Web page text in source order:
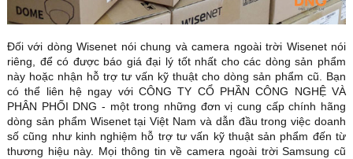
Đối với dòng Wisenet nói chung và camera ngoài trời Wisenet nói
riêng, để có được báo giá đại lý tốt nhất cho các dòng sản phẩm
này hoặc nhận hỗ trợ tư vấn kỹ thuật cho dòng sản phẩm cũ. Bạn
có thể liên hệ ngay với CÔNG TY CỔ PHẦN CÔNG NGHỆ VÀ
PHÂN PHỐI DNG - một trong những đơn vị cung cấp chính hãng
dòng sản phẩm Wisenet tại Việt Nam và dẫn đầu trong việc doanh
số cũng như kinh nghiệm hỗ trợ tư vấn kỹ thuật sản phẩm đến từ
thương hiệu này. Mọi thông tin về camera ngoài trời Samsung cũ